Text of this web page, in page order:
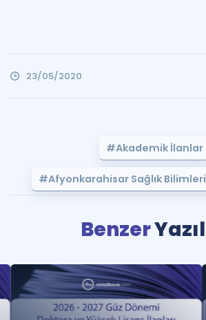
23/05/2020
#Akademik İlanlar
#Afyonkarahisar Sağlık
Benzer